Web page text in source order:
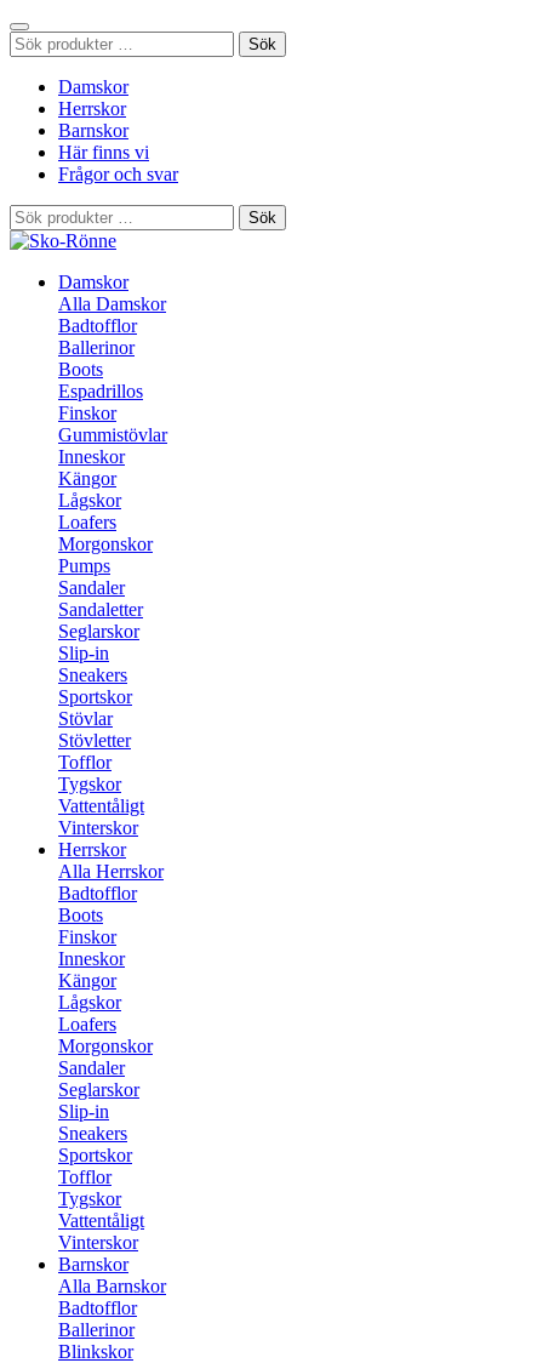
Sök
efter:
Sök
Damskor
Herrskor
Barnskor
Här finns vi
Frågor och svar
Sök
efter:
Sök
Damskor
Alla Damskor
Badtofflor
Ballerinor
Boots
Espadrillos
Finskor
Gummistövlar
Inneskor
Kängor
Lågskor
Loafers
Morgonskor
Pumps
Sandaler
Sandaletter
Seglarskor
Slip-in
Sneakers
Sportskor
Stövlar
Stövletter
Tofflor
Tygskor
Vattentåligt
Vinterskor
Herrskor
Alla Herrskor
Badtofflor
Boots
Finskor
Inneskor
Kängor
Lågskor
Loafers
Morgonskor
Sandaler
Seglarskor
Slip-in
Sneakers
Sportskor
Tofflor
Tygskor
Vattentåligt
Vinterskor
Barnskor
Alla Barnskor
Badtofflor
Ballerinor
Blinkskor